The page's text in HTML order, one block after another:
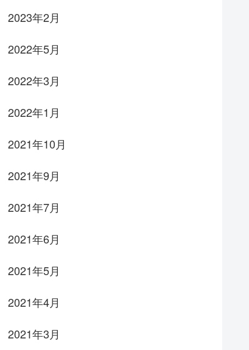
2023年2月
2022年5月
2022年3月
2022年1月
2021年10月
2021年9月
2021年7月
2021年6月
2021年5月
2021年4月
2021年3月